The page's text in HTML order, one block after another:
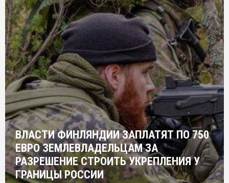
ВЛАСТИ ФИНЛЯНДИИ ЗАПЛАТЯТ ПО 750
ЕВРО ЗЕМЛЕВЛАДЕЛЬЦАМ ЗА
РАЗРЕШЕНИЕ СТРОИТЬ УКРЕПЛЕНИЯ У
ГРАНИЦЫ РОССИИ